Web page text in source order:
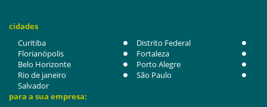
cidades
Curitiba
Distrito Federal
Florianópolis
Fortaleza
Belo Horizonte
Porto Alegre
Rio de janeiro
São Paulo
Salvador
para a sua empresa: